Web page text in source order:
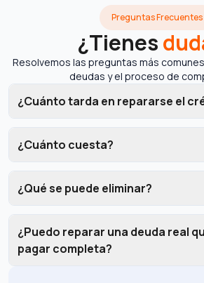
Preguntas Frecuentes
¿Tienes
Resolvemos las preguntas más
deudas y el proceso de
¿Cuánto tarda en repararse el
¿Cuánto cuesta?
¿Qué se puede eliminar?
¿Puedo reparar una deuda real
pagar completa?